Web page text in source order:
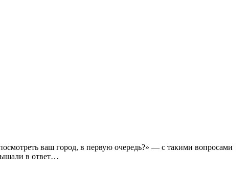
ваш город, в первую очередь?» — с такими вопросами
в ответ…